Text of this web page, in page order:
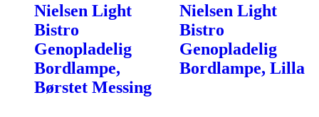
Nielsen Light
Bistro
Genopladelig
Bordlampe,
Børstet Messing
Nielsen Light
Bistro
Genopladelig
Bordlampe, Lilla